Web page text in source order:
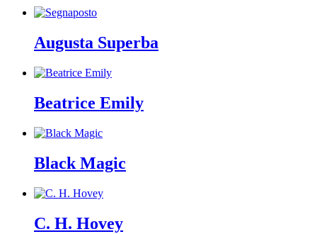
Augusta Superba
Beatrice Emily
Black Magic
C. H. Hovey